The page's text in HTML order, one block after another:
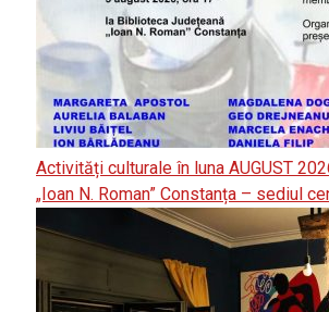
Activități culturale în luna AUGUST
„Ioan N. Roman” Constanța – sediul